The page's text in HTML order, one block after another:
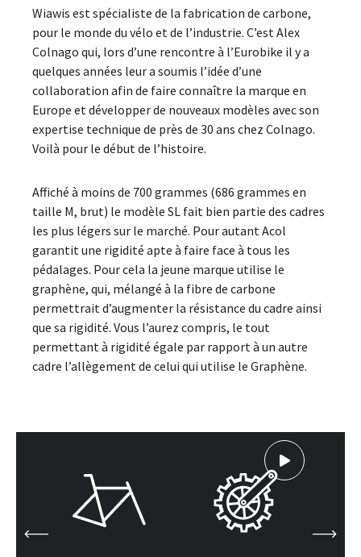
Wiawis est spécialiste de la fabrication de carbone,
pour le monde du vélo et de l’industrie. C’est Alex
Colnago qui, lors d’une rencontre à l’Eurobike il y a
quelques années leur a soumis l’idée d’une
collaboration afin de faire connaître la marque en
Europe et développer de nouveaux modèles avec son
expertise technique de près de 30 ans chez Colnago.
Voilà pour le début de l’histoire.
Affiché à moins de 700 grammes (686 grammes en
taille M, brut) le modèle SL fait bien partie des cadres
les plus légers sur le marché. Pour autant Acol
garantit une rigidité apte à faire face à tous les
pédalages. Pour cela la jeune marque utilise le
graphène, qui, mélangé à la fibre de carbone
permettrait d’augmenter la résistance du cadre ainsi
que sa rigidité. Vous l’aurez compris, le tout
permettant à rigidité égale par rapport à un autre
cadre l’allègement de celui qui utilise le Graphène.